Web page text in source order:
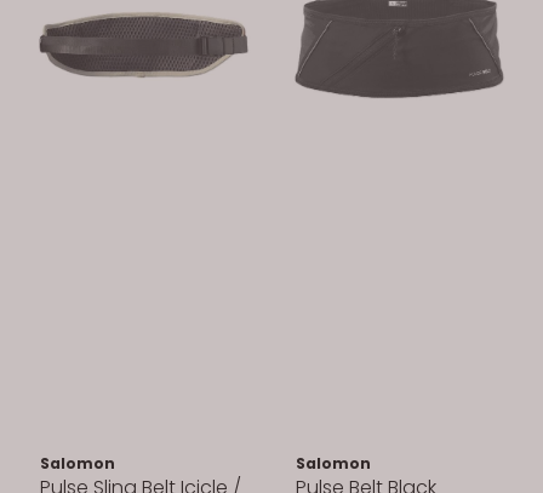
Salomon Salomon